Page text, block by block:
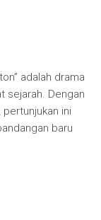
adalah drama
sejarah. Dengan
ini
baru